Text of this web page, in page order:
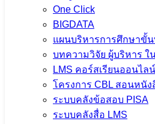
One Click
BIGDATA
แผนบริหารการศึกษาขั้
บทความวิจัย ผู้บริหาร ใ
LMS คอร์สเรียนออนไลน์
โครงการ CBL สอนหนั
ระบบคลังข้อสอบ PISA
ระบบคลังสื่อ LMS